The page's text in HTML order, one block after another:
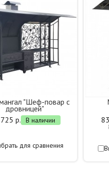
"Шеф-повар с
дровницей"
р.
В наличии
для сравнения